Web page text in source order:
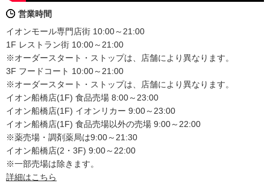
営業時間
イオンモール専門店街 10:00～21:00
1F レストラン街 10:00～21:00
※オーダースタート・ストップは、店舗により異なります。
3F フードコート 10:00～21:00
※オーダースタート・ストップは、店舗により異なります。
イオン船橋店(1F) 食品売場 8:00～23:00
イオン船橋店(1F) イオンリカー 9:00～23:00
イオン船橋店(1F) 食品売場以外の売場 9:00～22:00
※薬売場・調剤薬局は9:00～21:30
イオン船橋店(2・3F) 9:00～22:00
※一部売場は除きます。
詳細はこちら